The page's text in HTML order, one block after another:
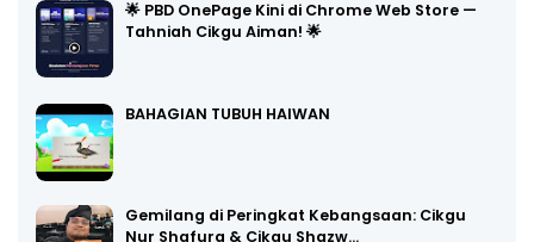
🌟 PBD OnePage Kini di Chrome Web Store —
Tahniah Cikgu Aiman! 🌟
BAHAGIAN TUBUH HAIWAN
Gemilang di Peringkat Kebangsaan: Cikgu